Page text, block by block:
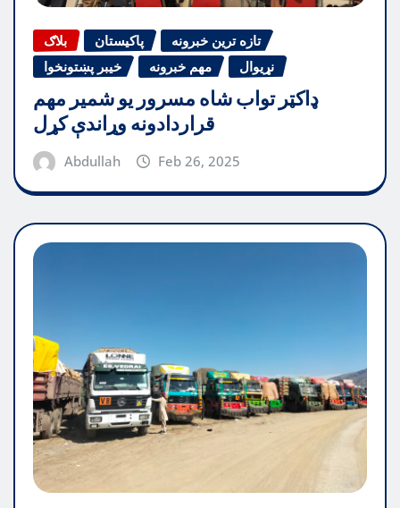
بلاګ پاکیستان
تازه ترین خبرونه
خیبر پښتونخوا
مهم خبرونه نړیوال
ډاکټر تواب شاه مسرور یو شمیر مهم
قراردادونه وړاندې کړل
Abdullah Feb 26, 2025